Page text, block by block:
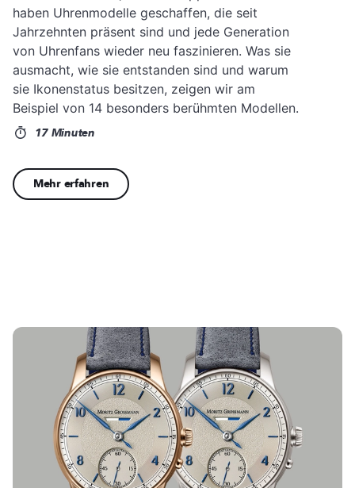
haben Uhrenmodelle geschaffen, die seit
Jahrzehnten präsent sind und jede Generation
von Uhrenfans wieder neu faszinieren. Was sie
ausmacht, wie sie entstanden sind und warum
sie Ikonenstatus besitzen, zeigen wir am
Beispiel von 14 besonders berühmten Modellen.
17 Minuten
Mehr erfahren